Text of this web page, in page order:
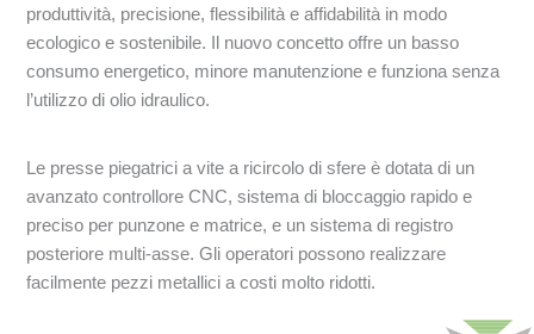
produttività, precisione, flessibilità e affidabilità in modo
ecologico e sostenibile. Il nuovo concetto offre un basso
consumo energetico, minore manutenzione e funziona senza
l’utilizzo di olio idraulico.
Le presse piegatrici a vite a ricircolo di sfere è dotata di un
avanzato controllore CNC, sistema di bloccaggio rapido e
preciso per punzone e matrice, e un sistema di registro
posteriore multi-asse. Gli operatori possono realizzare
facilmente pezzi metallici a costi molto ridotti.